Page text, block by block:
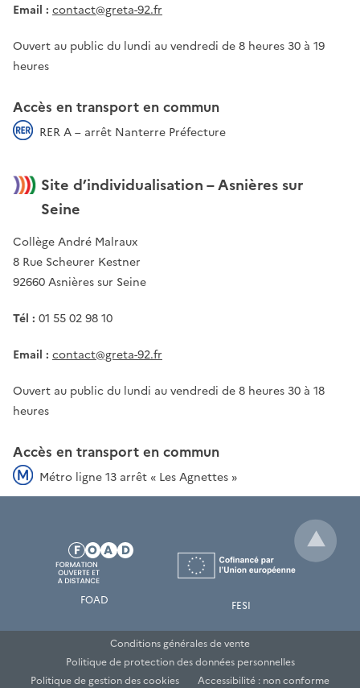
Email : contact@greta-92.fr
Ouvert au public du lundi au vendredi de 8 heures 30 à 19
heures
Accès en transport en commun
RER A – arrêt Nanterre Préfecture
Site d’individualisation – Asnières sur
Seine
Collège André Malraux
8 Rue Scheurer Kestner
92660 Asnières sur Seine
Tél : 01 55 02 98 10
Email : contact@greta-92.fr
Ouvert au public du lundi au vendredi de 8 heures 30 à 18
heures
Accès en transport en commun
Métro ligne 13 arrêt « Les Agnettes »
FOAD FESI
Conditions générales de vente
Politique de protection des données personnelles
Politique de gestion des cookies
Accessibilité : non conforme